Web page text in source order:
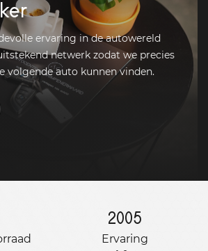
ervaring in de autowereld
netwerk zodat we precies
volgende auto kunnen vinden.
2005
Ervaring